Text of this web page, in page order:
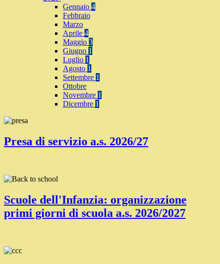
Gennaio 4
Febbraio
Marzo
Aprile 4
Maggio 3
Giugno 1
Luglio 1
Agosto 1
Settembre 1
Ottobre
Novembre 1
Dicembre 1
Presa di servizio a.s. 2026/27
Scuole dell'Infanzia: organizzazione
primi giorni di scuola a.s. 2026/2027